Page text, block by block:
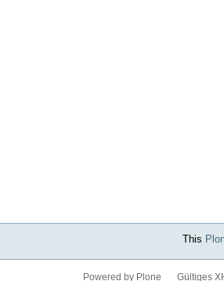
This
Powered by Plone Gültiges